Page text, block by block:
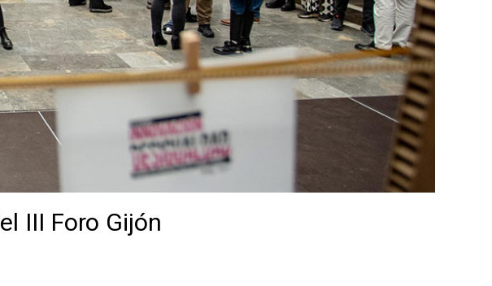
III Foro Gijón